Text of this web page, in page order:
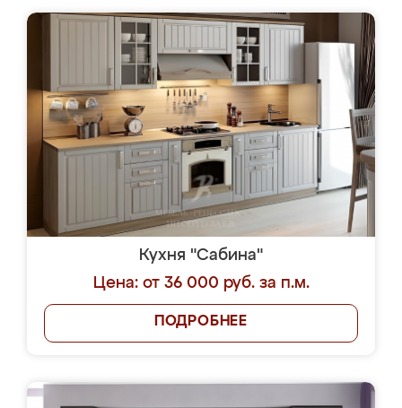
Кухня "Сабина"
Цена: от 36 000 руб. за п.м.
ПОДРОБНЕЕ